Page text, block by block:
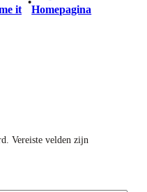
it
•
Homepagina
Vereiste velden zijn